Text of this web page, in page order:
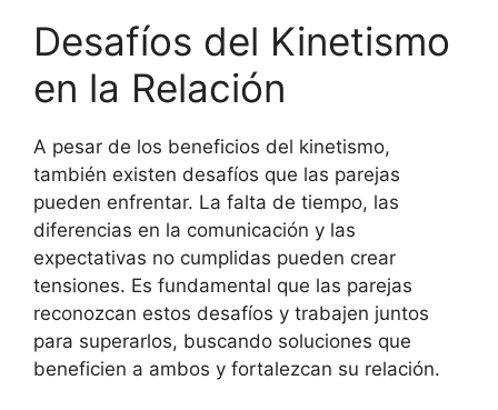
Desafíos del Kinetismo
en la Relación
A pesar de los beneficios del kinetismo,
también existen desafíos que las parejas
pueden enfrentar. La falta de tiempo, las
diferencias en la comunicación y las
expectativas no cumplidas pueden crear
tensiones. Es fundamental que las parejas
reconozcan estos desafíos y trabajen juntos
para superarlos, buscando soluciones que
beneficien a ambos y fortalezcan su relación.